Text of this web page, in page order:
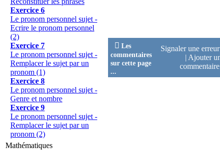
Exercice 6
Le pronom personnel sujet -
Ecrire le pronom personnel
(2)
Exercice 7
Le pronom personnel sujet -
Remplacer le sujet par un
pronom (1)
Exercice 8
Le pronom personnel sujet -
Genre et nombre
Exercice 9
Le pronom personnel sujet -
Remplacer le sujet par un
pronom (2)
Mathématiques
 Les
commentaires
sur cette page
...
Signaler une
| Ajouter